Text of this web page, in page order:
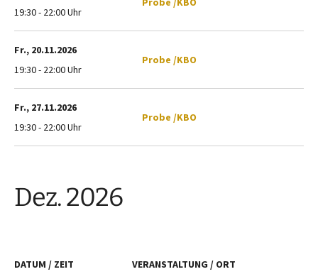
19:30 - 22:00 Uhr
Fr., 20.11.2026
19:30 - 22:00 Uhr
Probe /KBO
Fr., 27.11.2026
19:30 - 22:00 Uhr
Probe /KBO
Dez. 2026
DATUM / ZEIT VERANSTALTUNG / ORT